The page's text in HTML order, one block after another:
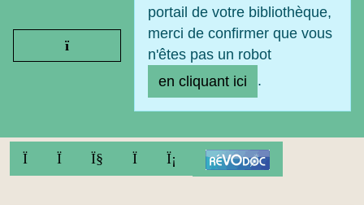
Ouvrir le menu
portail de votre bibliothèque,
merci de confirmer que vous
n'êtes pas un robot
en cliquant ici
.
FACEBOOK
TWITTERYOUTUBEINSTAGRAM
LINKEDIN